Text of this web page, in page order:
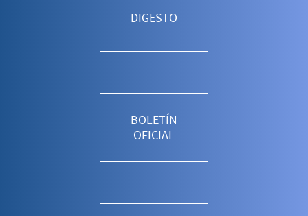
DIGESTO
BOLETÍN
OFICIAL